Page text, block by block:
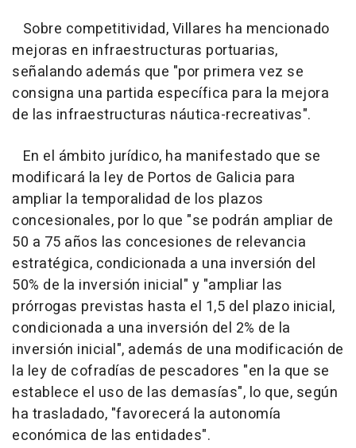
Sobre competitividad, Villares ha mencionado
mejoras en infraestructuras portuarias,
señalando además que "por primera vez se
consigna una partida específica para la mejora
de las infraestructuras náutica-recreativas".
En el ámbito jurídico, ha manifestado que se
modificará la ley de Portos de Galicia para
ampliar la temporalidad de los plazos
concesionales, por lo que "se podrán ampliar de
50 a 75 años las concesiones de relevancia
estratégica, condicionada a una inversión del
50% de la inversión inicial" y "ampliar las
prórrogas previstas hasta el 1,5 del plazo inicial,
condicionada a una inversión del 2% de la
inversión inicial", además de una modificación de
la ley de cofradías de pescadores "en la que se
establece el uso de las demasías", lo que, según
ha trasladado, "favorecerá la autonomía
económica de las entidades".